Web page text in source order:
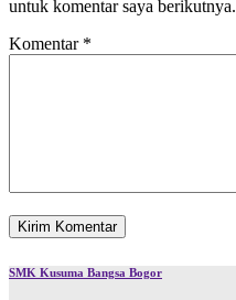
untuk komentar saya berikutnya.
Komentar *
SMK Kusuma Bangsa Bogor